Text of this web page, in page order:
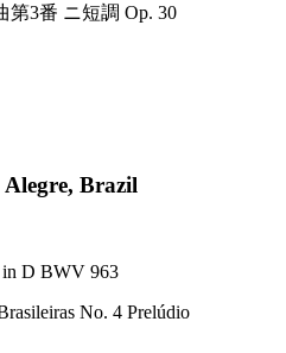
第3番 ニ短調 Op. 30
Alegre, Brazil
in D BWV 963
No. 4 Prelúdio